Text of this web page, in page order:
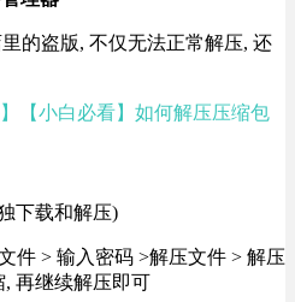
的盗版, 不仅无法正常解压, 还
】【小白必看】如何解压压缩包
下载和解压)
件 > 输入密码 >解压文件 > 解压
, 再继续解压即可